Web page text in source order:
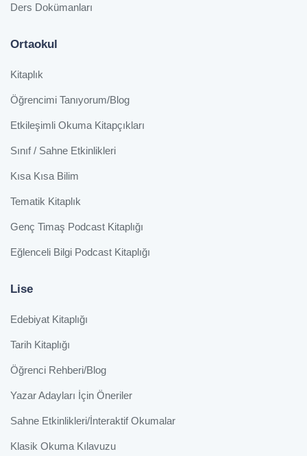
Ders Dokümanları
Ortaokul
Kitaplık
Öğrencimi Tanıyorum/Blog
Etkileşimli Okuma Kitapçıkları
Sınıf / Sahne Etkinlikleri
Kısa Kısa Bilim
Tematik Kitaplık
Genç Timaş Podcast Kitaplığı
Eğlenceli Bilgi Podcast Kitaplığı
Lise
Edebiyat Kitaplığı
Tarih Kitaplığı
Öğrenci Rehberi/Blog
Yazar Adayları İçin Öneriler
Sahne Etkinlikleri/İnteraktif Okumalar
Klasik Okuma Kılavuzu